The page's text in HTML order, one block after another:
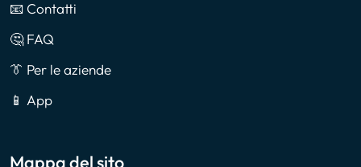
📧 Contatti
🤔 FAQ
👔 Per le aziende
📱 App
Mappa del sito